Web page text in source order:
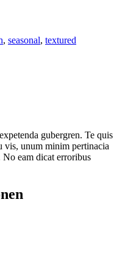
, seasonal, textured
gubergren. Te quis
unum minim pertinacia
No eam dicat erroribus